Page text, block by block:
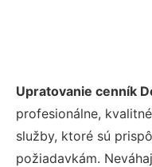
Upratovanie cenník
profesionálne,
služby, ktoré sú
požiadavkám.